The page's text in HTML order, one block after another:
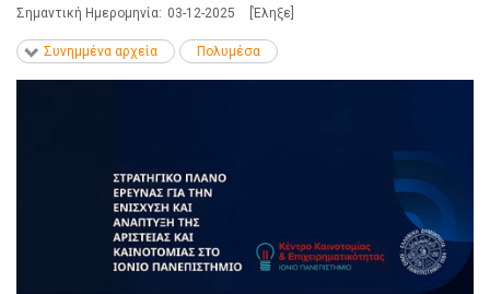
Σημαντική Ημερομηνία: 03-12-2025 [Έληξε]
Συνημμένα αρχεία Πολυμέσα